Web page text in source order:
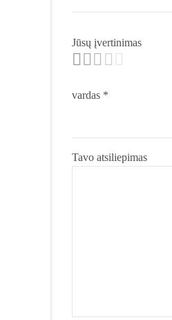
Jūsų įvertinimas
Tavo atsiliepimas
vardas *